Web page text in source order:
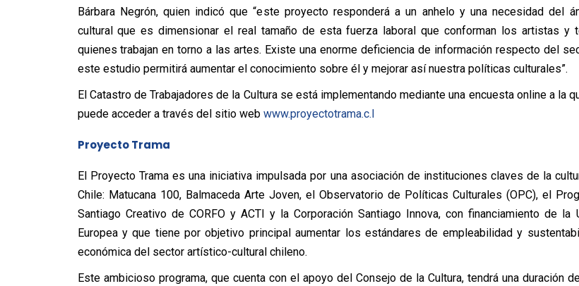
Bárbara Negrón, quien indicó que “este proyecto responderá a un anhelo y una necesidad del
cultural que es dimensionar el real tamaño de esta fuerza laboral que conforman los artistas y
quienes trabajan en torno a las artes. Existe una enorme deficiencia de información respecto del
este estudio permitirá aumentar el conocimiento sobre él y mejorar así nuestra políticas culturales”.
El Catastro de Trabajadores de la Cultura se está implementando mediante una encuesta online a la
puede acceder a través del sitio web www.proyectotrama.c.l
Proyecto Trama
El Proyecto Trama es una iniciativa impulsada por una asociación de instituciones claves de la
Chile: Matucana 100, Balmaceda Arte Joven, el Observatorio de Políticas Culturales (OPC), el
Santiago Creativo de CORFO y ACTI y la Corporación Santiago Innova, con financiamiento de la
Europea y que tiene por objetivo principal aumentar los estándares de empleabilidad y
económica del sector artístico-cultural chileno.
Este ambicioso programa, que cuenta con el apoyo del Consejo de la Cultura, tendrá una duración